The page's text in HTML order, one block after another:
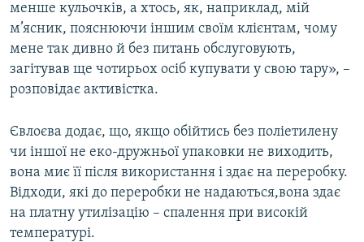
менше кульочків, а хтось, як, наприклад, мій
м’ясник, пояснюючи іншим своїм клієнтам, чому
мене так дивно й без питань обслуговують,
загітував ще чотирьох осіб купувати у свою тару», –
розповідає активістка.
Євлоєва додає, що, якщо обійтись без поліетилену
чи іншої не еко-дружньої упаковки не виходить,
вона миє її після використання і здає на переробку.
Відходи, які до переробки не надаються,вона здає
на платну утилізацію – спалення при високій
температурі.